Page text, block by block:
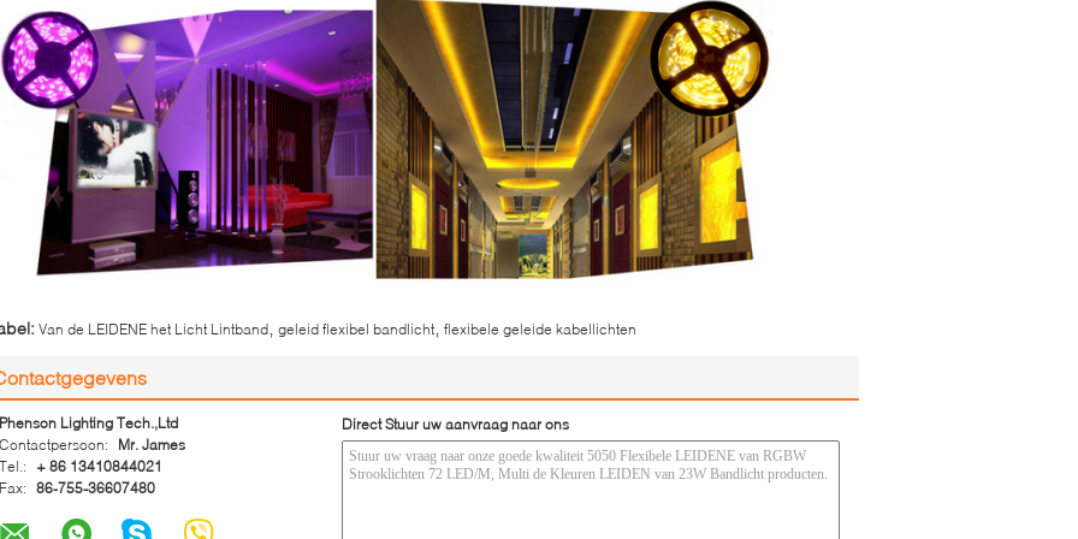
Van de LEIDENE het Licht Lintband geleid flexibel bandlicht flexibele geleide kabellichten
Phenson Lighting Tech.,Ltd
Contactpersoon:
Mr. James
Tel.:
+ 86 13410844021
Fax: 86-755-36607480
Direct Stuur uw aanvraag naar ons